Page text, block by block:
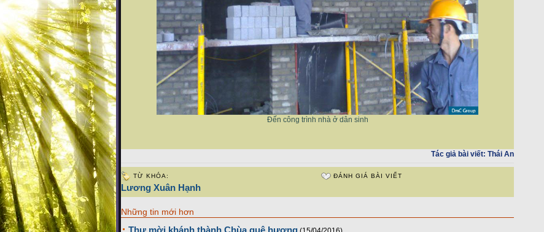
Đến công trình nhà ở dân sinh
Tác giả bài viết: Thái An
TỪ KHÓA:
Lương Xuân Hạnh
ĐÁNH GIÁ BÀI VIẾT
Những tin mới hơn